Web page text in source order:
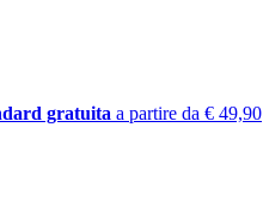
gratuita a partire da € 49,90